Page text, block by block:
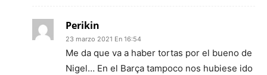
Perikin
23 marzo 2021 En 16:54
Me da que va a haber tortas por el bueno de
Nigel… En el Barça tampoco nos hubiese ido